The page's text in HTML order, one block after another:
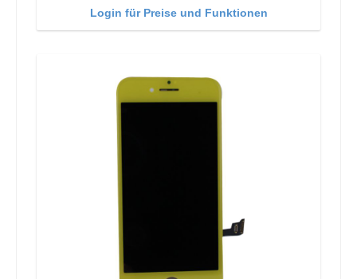
Login für Preise und Funktionen